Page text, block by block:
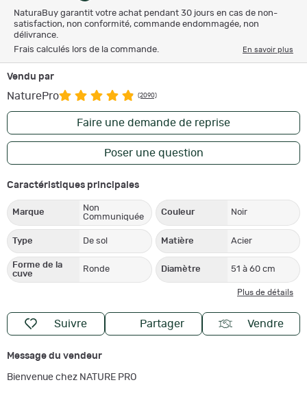
NaturaBuy garantit votre achat pendant 30 jours en cas de non-
satisfaction, non conformité, commande endommagée, non
délivrance.
Frais calculés lors de la commande.
En savoir plus
Vendu par
NaturePro (2090)
Faire une demande de reprise
Poser une question
Caractéristiques principales
Marque
Non
Communiquée
Couleur Noir
Type De sol Matière Acier
Forme de la
cuve
Ronde Diamètre 51 à 60 cm
Plus de détails
Suivre Partager Vendre
Message du vendeur
Bienvenue chez NATURE PRO